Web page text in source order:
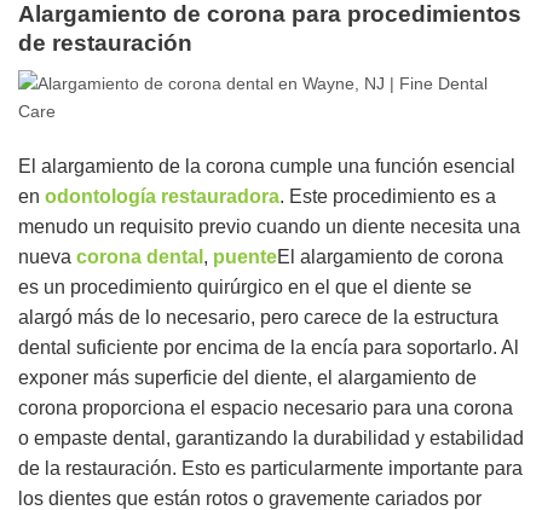
Alargamiento de corona para procedimientos
de restauración
El alargamiento de la corona cumple una función esencial
en odontología restauradora. Este procedimiento es a
menudo un requisito previo cuando un diente necesita una
nueva corona dental , puenteEl alargamiento de corona
es un procedimiento quirúrgico en el que el diente se
alargó más de lo necesario, pero carece de la estructura
dental suficiente por encima de la encía para soportarlo. Al
exponer más superficie del diente, el alargamiento de
corona proporciona el espacio necesario para una corona
o empaste dental, garantizando la durabilidad y estabilidad
de la restauración. Esto es particularmente importante para
los dientes que están rotos o gravemente cariados por